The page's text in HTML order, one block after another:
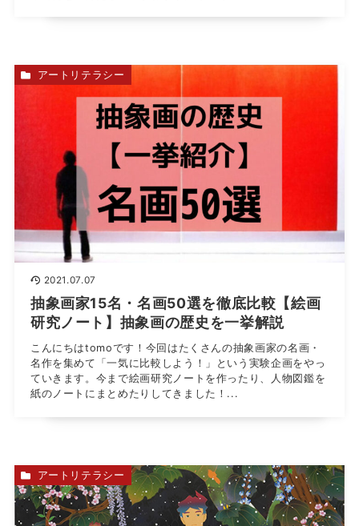
2021.07.07
抽象画家15名・名画50選を徹底比較【絵画
研究ノート】抽象画の歴史を一挙解説
こんにちはtomoです！今回はたくさんの抽象画家の名画・
名作を集めて「一気に比較しよう！」という実験企画をやっ
ていきます。今まで絵画研究ノートを作ったり、人物図鑑を
紙のノートにまとめたりしてきました！...
アートリテラシー
アートリテラシー